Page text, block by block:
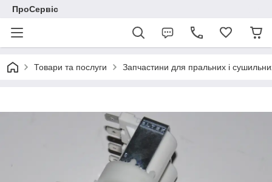
ПроСервіс
Товари та послуги Запчастини для пральних і